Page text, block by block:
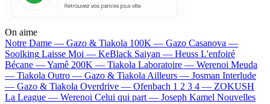
On aime
Notre Dame — Gazo & Tiakola 100K — Gazo Casanova —
Soolking Laisse Moi — KeBlack Saiyan — Heuss L'enfoiré
Bécane —Yamê 200K — Tiakola Laboratoire — Werenoi Meuda
— Tiakola Outro — Gazo & Tiakola Ailleurs — Josman Interlude
— Gazo & Tiakola Overdrive — Ofenbach 1 2 3 4 — ZOKUSH
La League — Werenoi Celui qui part — Joseph Kamel Nouvelles